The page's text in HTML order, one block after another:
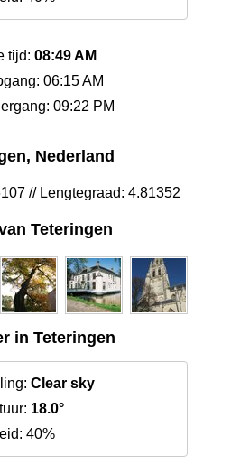
tijd: 08:49 AM
06:15 AM
09:22 PM
Nederland
// Lengtegraad: 4.81352
Teteringen
in Teteringen
Clear sky
18.0°
40%